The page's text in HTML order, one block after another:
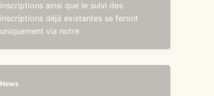
inscriptions ainsi que le suivi des
inscriptions déjà existantes se feront
uniquement via notre
News